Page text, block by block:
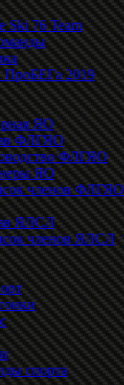
Ski 76 Team
2019
ЯО
ФЛГЯО
ФЛГЯО
ЯО
членов ФЛГЯО
ЯЛСЛ
членов ЯЛСЛ
спорта